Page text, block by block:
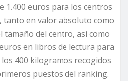
1.400 euros para los centros
tanto en valor absoluto como
tamaño del centro, así como
en libros de lectura para
400 kilogramos recogidos
puestos del ranking.